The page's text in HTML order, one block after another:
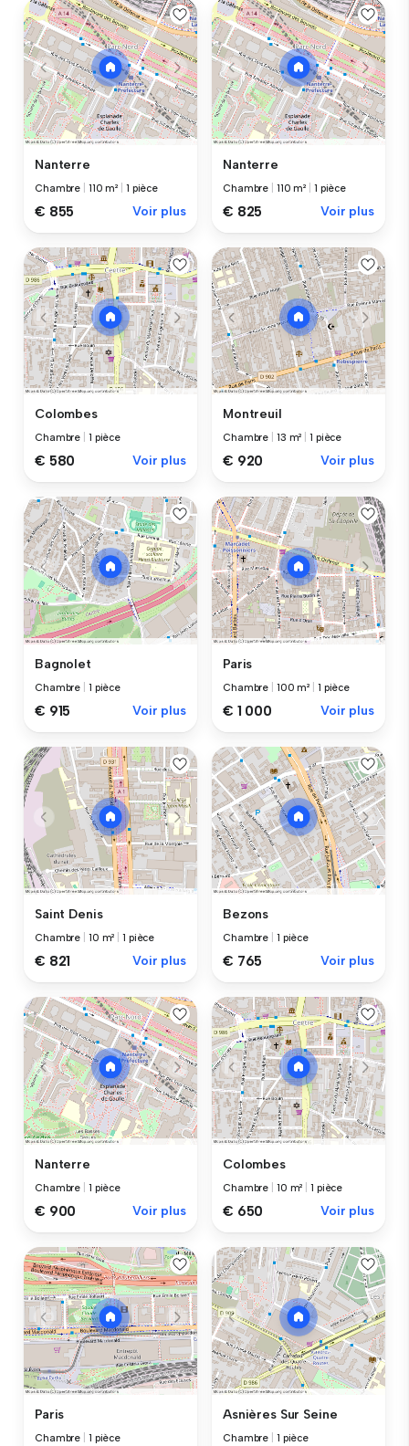
Nanterre
Chambre 110 m² 1 pièce
€ 855 Voir plus
Nanterre
Chambre 110 m² 1 pièce
€ 825 Voir plus
Colombes
Chambre 1 pièce
€ 580 Voir plus
Montreuil
Chambre 13 m² |1 pièce
€ 920 Voir plus
Bagnolet
Chambre 1 pièce
€ 915 Voir plus
Paris
Chambre 100 m² 1 pièce
€ 1 000 Voir plus
Saint Denis
Chambre 10 m² |1 pièce
€ 821 Voir plus
Bezons
Chambre 1 pièce
€ 765 Voir plus
Nanterre
Chambre 1 pièce
€ 900 Voir plus
Colombes
Chambre 10 m² |1 pièce
€ 650 Voir plus
Paris
Chambre 1 pièce
Asnières Sur Seine
Chambre 1 pièce